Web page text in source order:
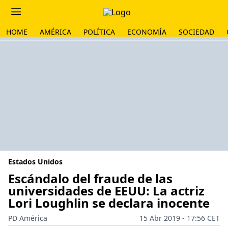
HOME AMÉRICA POLÍTICA ECONOMÍA SOCIEDAD
Estados Unidos
Escándalo del fraude de las
universidades de EEUU: La actriz
Lori Loughlin se declara inocente
PD América
15 Abr 2019 - 17:56 CET